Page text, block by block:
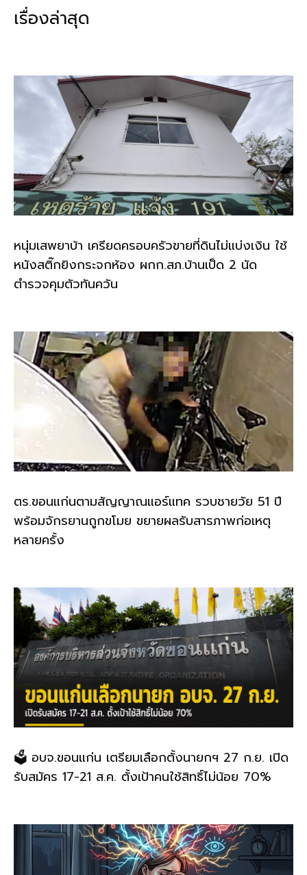
k
เรื่องล่าสุด
หนุ่มเสพยาบ้า เครียดครอบครัวขายที่ดินไม่แบ่งเงิน ใช้
หนังสติ๊กยิงกระจกห้อง ผกก.สภ.บ้านเป็ด 2 นัด
ตำรวจคุมตัวทันควัน
ตร.ขอนแก่นตามสัญญาณแอร์แทค รวบชายวัย 51 ปี
พร้อมจักรยานถูกขโมย ขยายผลรับสารภาพก่อเหตุ
หลายครั้ง
🗳️ อบจ.ขอนแก่น เตรียมเลือกตั้งนายกฯ 27 ก.ย. เปิด
รับสมัคร 17-21 ส.ค. ตั้งเป้าคนใช้สิทธิ์ไม่น้อย 70%